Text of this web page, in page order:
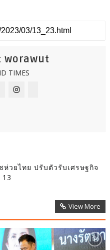
worawut
TIMES
วยไทย ปรับตัวรับเศรษฐกิจ
View More